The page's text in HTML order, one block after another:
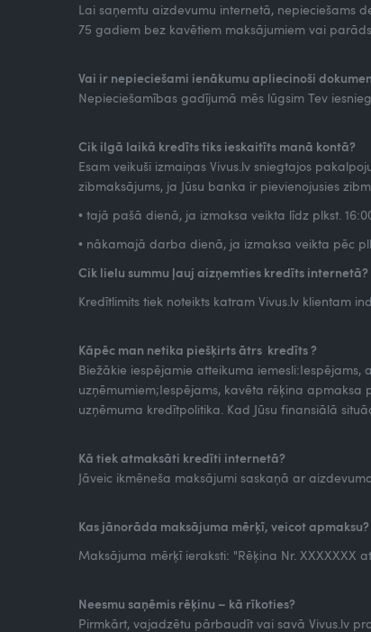
Lai saņemtu aizdevumu internetā, nepieciešams
75 gadiem bez kavētiem maksājumiem vai
Vai ir nepieciešami ienākumu apliecinoši
Nepieciešamības gadījumā mēs lūgsim Tev
Cik ilgā laikā kredīts tiks ieskaitīts manā kontā?
Esam veikuši izmaiņas Vivus.lv sniegtajos
zibmaksājums, ja Jūsu banka ir pievienojusies
• tajā pašā dienā, ja izmaksa veikta līdz plkst.
• nākamajā darba dienā, ja izmaksa veikta pēc
Cik lielu summu ļauj aizņemties kredīts internetā?
Kredītlimits tiek noteikts katram Vivus.lv klientam
Kāpēc man netika piešķirts ātrs kredīts ?
Biežākie iespējamie atteikuma
uzņēmumiem;Iespējams, kavēta rēķina apmaksa
uzņēmuma kredītpolitika. Kad Jūsu finansiālā
Kā tiek atmaksāti kredīti internetā?
Jāveic ikmēneša maksājumi saskaņā ar
Kas jānorāda maksājuma mērķī, veicot apmaksu?
Maksājuma mērķī ieraksti: "Rēķina Nr. XXXXXXX
Neesmu saņēmis rēķinu – kā rīkoties?
Pirmkārt, vajadzētu pārbaudīt vai savā Vivus.lv